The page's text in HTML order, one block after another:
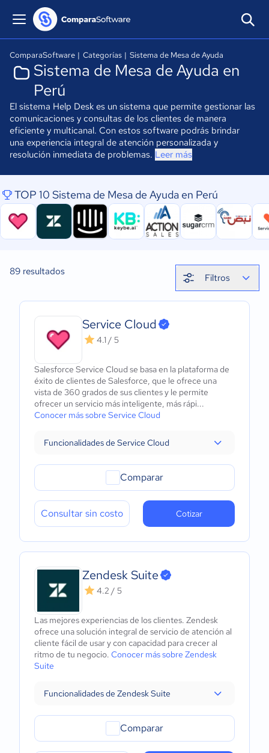
ComparaSoftware | Categorías | Sistema de Mesa de Ayuda
Sistema de Mesa de Ayuda en
Perú
El sistema Help Desk es un sistema que permite gestionar las
comunicaciones y consultas de los clientes de manera
eficiente y multicanal. Con estos software podrás brindar
una experiencia integral de atención personalizada y
resolución inmediata de problemas. Leer más
TOP 10 Sistema de Mesa de Ayuda en Perú
89 resultados
Filtros
Service Cloud
4.1 / 5
Salesforce Service Cloud se basa en la plataforma de
éxito de clientes de Salesforce, que le ofrece una
vista de 360 ​​grados de sus clientes y le permite
ofrecer un servicio más inteligente, más rápi...
Conocer más sobre Service Cloud
Funcionalidades de Service Cloud
Comparar
Consultar sin costo Cotizar
Zendesk Suite
4.2 / 5
Las mejores experiencias de los clientes. Zendesk
ofrece una solución integral de servicio de atención al
cliente fácil de usar y con capacidad para crecer al
ritmo de tu negocio. Conocer más sobre Zendesk
Suite
Funcionalidades de Zendesk Suite
Comparar